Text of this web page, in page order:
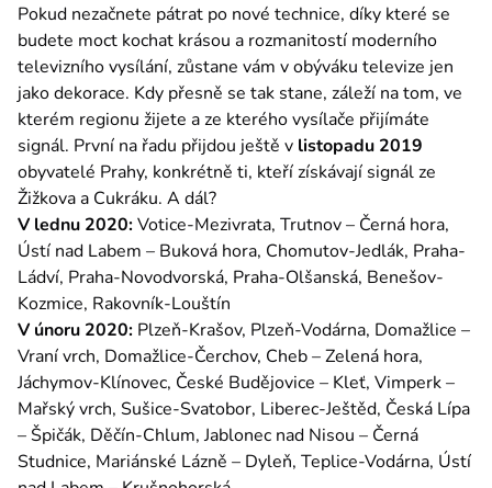
Pokud nezačnete pátrat po nové technice, díky které se
budete moct kochat krásou a rozmanitostí moderního
televizního vysílání, zůstane vám v obýváku televize jen
jako dekorace. Kdy přesně se tak stane, záleží na tom, ve
kterém regionu žijete a ze kterého vysílače přijímáte
signál. První na řadu přijdou ještě v listopadu 2019
obyvatelé Prahy, konkrétně ti, kteří získávají signál ze
Žižkova a Cukráku. A dál?
V lednu 2020: Votice-Mezivrata, Trutnov – Černá hora,
Ústí nad Labem – Buková hora, Chomutov-Jedlák, Praha-
Ládví, Praha-Novodvorská, Praha-Olšanská, Benešov-
Kozmice, Rakovník-Louštín
V únoru 2020: Plzeň-Krašov, Plzeň-Vodárna, Domažlice –
Vraní vrch, Domažlice-Čerchov, Cheb – Zelená hora,
Jáchymov-Klínovec, České Budějovice – Kleť, Vimperk –
Mařský vrch, Sušice-Svatobor, Liberec-Ještěd, Česká Lípa
– Špičák, Děčín-Chlum, Jablonec nad Nisou – Černá
Studnice, Mariánské Lázně – Dyleň, Teplice-Vodárna, Ústí